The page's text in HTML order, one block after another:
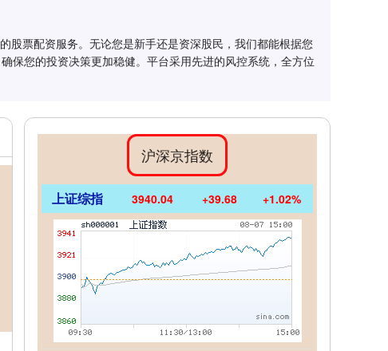
股票配资服务。无论您是新手还是资深股民，我们都能根据您
保您的投资决策更加稳健。平台采用先进的风控系统，全方位
沪深京指数
上证综指 3940.04 +39.68 +1.02%